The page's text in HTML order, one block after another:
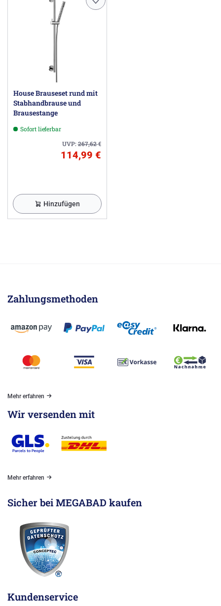
House Brauseset rund mit
Stabhandbrause und
Brausestange
Sofort lieferbar
UVP:267,62€
114,99 €
Hinzufügen
Zahlungsmethoden
Mehr erfahren
Wir versenden mit
Mehr erfahren
Sicher bei MEGABAD kaufen
Kundenservice